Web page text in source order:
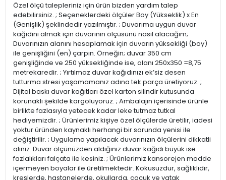
Özel ölçü talepleriniz için ürün bizden yardım talep
edebilirsiniz. ; Seçeneklerdeki ölçüler Boy (Yükseklik) x En
(Genişlik) şeklindedir yazılmıştır. ; Duvarıma uygun duvar
kağıdını almak için duvarının ölçüsünü nasıl alacağım;
Duvarınızın alanını hesaplamak için duvarın yüksekliği (boy)
ile genişliğini (en) çarpın. Örneğin; duvar 350 cm
genişliğinde ve 250 yüksekliğinde ise, alanı 250x350 =8,75
metrekaredir. ; Yırtılmaz duvar kağıdınızı ek’siz desen
tutturma stresi yaşamamanız adına tek parça üretiyoruz. ;
Dijital baskı duvar kağıtları özel karton silindir kutusunda
korunaklı şekilde kargoluyoruz. ; Ambalajın içerisinde ürünle
birlikte fazlasıyla yetecek kadar leke tutmaz tutkal
hediyemizdir. ; Ürünlerimiz kişiye özel ölçülerde üretilir, iadesi
yoktur üründen kaynaklı herhangi bir sorunda yenisi ile
değiştirilir. ; Uygulama yapılacak duvarınızın ölçülerini dikkatli
alınız. Duvar ölçünüzden aldığınız duvar kağıdı büyük ise
fazlalıkları falçata ile kesiniz. ; Ürünlerimiz kansorejen madde
içermeyen boyalar ile üretilmektedir. Kokusuzdur, sağlıklıdır,
kreşlerde, hastanelerde, okullarda, çocuk ve yatak